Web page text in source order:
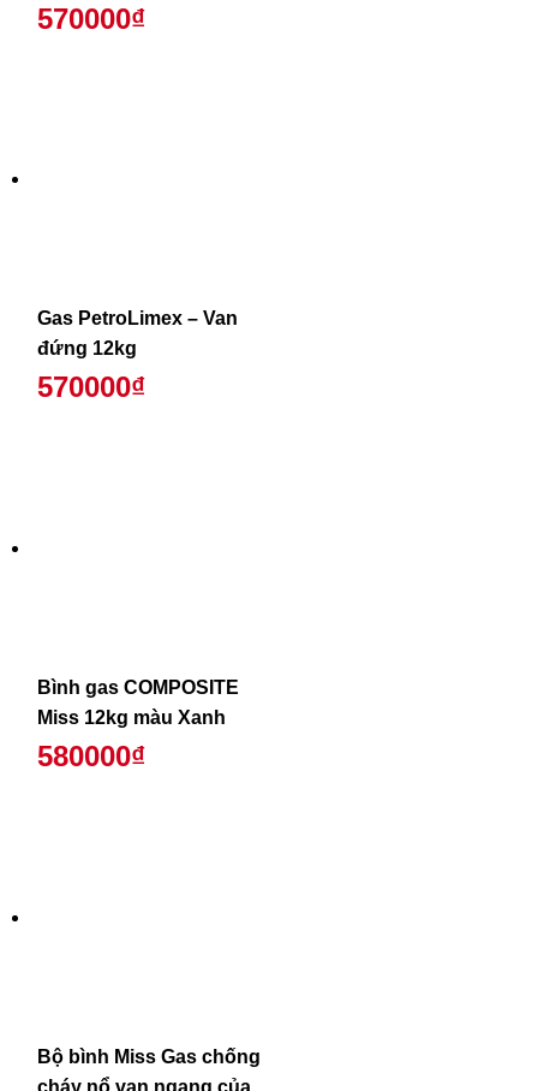
570000₫
Gas PetroLimex – Van
đứng 12kg
570000₫
Bình gas COMPOSITE
Miss 12kg màu Xanh
580000₫
Bộ bình Miss Gas chống
cháy nổ van ngang của